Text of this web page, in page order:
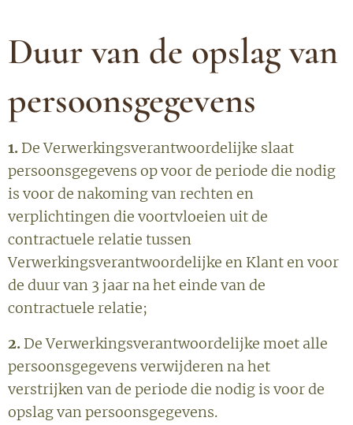
Duur van de opslag van
persoonsgegevens
1. De Verwerkingsverantwoordelijke slaat
persoonsgegevens op voor de periode die nodig
is voor de nakoming van rechten en
verplichtingen die voortvloeien uit de
contractuele relatie tussen
Verwerkingsverantwoordelijke en Klant en voor
de duur van 3 jaar na het einde van de
contractuele relatie;
2. De Verwerkingsverantwoordelijke moet alle
persoonsgegevens verwijderen na het
verstrijken van de periode die nodig is voor de
opslag van persoonsgegevens.